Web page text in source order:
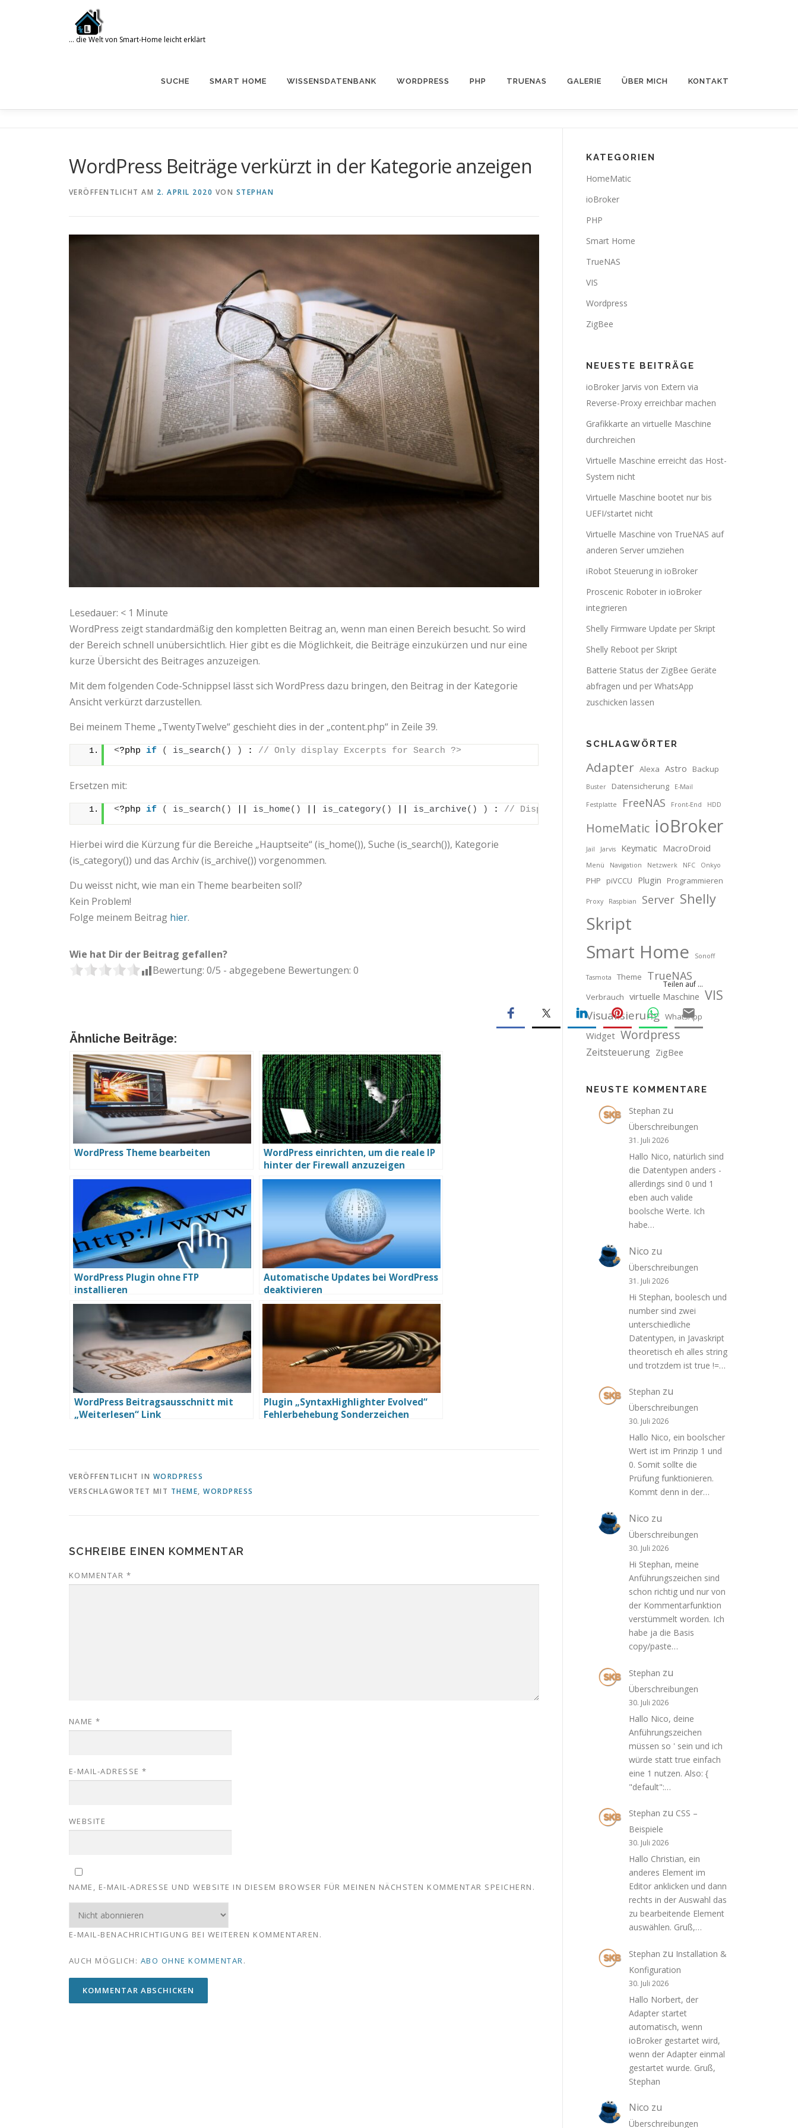
… die Welt von Smart-Home leicht erklärt
SUCHE SMART HOME WISSENSDATENBANK WORDPRESS PHP TRUENAS GALERIE ÜBER MICH KONTAKT
WordPress Beiträge verkürzt in der Kategorie anzeigen
VERÖFFENTLICHT AM 2. APRIL 2020 VON STEPHAN
Lesedauer: < 1 Minute
WordPress zeigt standardmäßig den kompletten Beitrag an, wenn man einen Bereich besucht. So wird
der Bereich schnell unübersichtlich. Hier gibt es die Möglichkeit, die Beiträge einzukürzen und nur eine
kurze Übersicht des Beitrages anzuzeigen.
Mit dem folgenden Code-Schnippsel lässt sich WordPress dazu bringen, den Beitrag in der Kategorie
Ansicht verkürzt darzustellen.
Bei meinem Theme „TwentyTwelve“ geschieht dies in der „content.php“ in Zeile 39.
<?php if ( is_search() ) : // Only display Excerpts for Search ?>
Ersetzen mit:
<?php if ( is_search() is_home() is_category() is_archive() ) : // Display Excerpts for Search, Homepage, Category-
Hierbei wird die Kürzung für die Bereiche „Hauptseite“ (is_home()), Suche (is_search()), Kategorie
(is_category()) und das Archiv (is_archive()) vorgenommen.
Du weisst nicht, wie man ein Theme bearbeiten soll?
Kein Problem!
Folge meinem Beitrag hier.
Wie hat Dir der Beitrag gefallen?
Bewertung: 0/5 - abgegebene Bewertungen: 0
Teilen auf ...
Ähnliche Beiträge:
WordPress Theme bearbeiten
WordPress einrichten, um die reale IP
hinter der Firewall anzuzeigen
WordPress Plugin ohne FTP
installieren
Automatische Updates bei WordPress
deaktivieren
WordPress Beitragsausschnitt mit
„Weiterlesen“ Link
Plugin „SyntaxHighlighter Evolved“
Fehlerbehebung Sonderzeichen
VERÖFFENTLICHT IN WORDPRESS
VERSCHLAGWORTET MIT THEME,WORDPRESS
SCHREIBE EINEN KOMMENTAR
KOMMENTAR *
NAME*
E-MAIL-ADRESSE*
WEBSITE
NAME, E-MAIL-ADRESSE UND WEBSITE IN DIESEM BROWSER FÜR MEINEN NÄCHSTEN KOMMENTAR SPEICHERN.
E-MAIL-BENACHRICHTIGUNG BEI WEITEREN KOMMENTAREN.
AUCH MÖGLICH: ABO OHNE KOMMENTAR.
KATEGORIEN
HomeMatic
ioBroker
PHP
Smart Home
TrueNAS
VIS
Wordpress
ZigBee
NEUESTE BEITRÄGE
ioBroker Jarvis von Extern via
Reverse-Proxy erreichbar machen
Grafikkarte an virtuelle Maschine
durchreichen
Virtuelle Maschine erreicht das Host-
System nicht
Virtuelle Maschine bootet nur bis
UEFI/startet nicht
Virtuelle Maschine von TrueNAS auf
anderen Server umziehen
iRobot Steuerung in ioBroker
Proscenic Roboter in ioBroker
integrieren
Shelly Firmware Update per Skript
Shelly Reboot per Skript
Batterie Status der ZigBee Geräte
abfragen und per WhatsApp
zuschicken lassen
SCHLAGWÖRTER
Adapter Alexa Astro Backup
Buster Datensicherung E-Mail
Festplatte FreeNAS Front-End HDD
HomeMatic ioBroker
Jail Jarvis Keymatic MacroDroid
Menü Navigation Netzwerk NFC Onkyo
PHP piVCCU Plugin Programmieren
Proxy Raspbian Server Shelly
Skript
Smart Home Sonoff
Tasmota Theme TrueNAS
Verbrauch virtuelle Maschine VIS
Visualisierung WhatsApp
Widget Wordpress
Zeitsteuerung ZigBee
NEUSTE KOMMENTARE
Stephan zu
Überschreibungen
31. Juli 2026
Hallo Nico, natürlich sind
die Datentypen anders -
allerdings sind 0 und 1
eben auch valide
boolsche Werte. Ich
habe…
Nico zu
Überschreibungen
31. Juli 2026
Hi Stephan, boolesch und
number sind zwei
unterschiedliche
Datentypen, in Javaskript
theoretisch eh alles string
und trotzdem ist true !=…
Stephan zu
Überschreibungen
30. Juli 2026
Hallo Nico, ein boolscher
Wert ist im Prinzip 1 und
0. Somit sollte die
Prüfung funktionieren.
Kommt denn in der…
Nico zu
Überschreibungen
30. Juli 2026
Hi Stephan, meine
Anführungszeichen sind
schon richtig und nur von
der Kommentarfunktion
verstümmelt worden. Ich
habe ja die Basis
copy/paste…
Stephan zu
Überschreibungen
30. Juli 2026
Hallo Nico, deine
Anführungszeichen
müssen so ' sein und ich
würde statt true einfach
eine 1 nutzen. Also: {
"default":…
Stephan zu CSS –
Beispiele
30. Juli 2026
Hallo Christian, ein
anderes Element im
Editor anklicken und dann
rechts in der Auswahl das
zu bearbeitende Element
auswählen. Gruß,…
Stephan zu Installation &
Konfiguration
30. Juli 2026
Hallo Norbert, der
Adapter startet
automatisch, wenn
ioBroker gestartet wird,
wenn der Adapter einmal
gestartet wurde. Gruß,
Stephan
Nico zu
Überschreibungen